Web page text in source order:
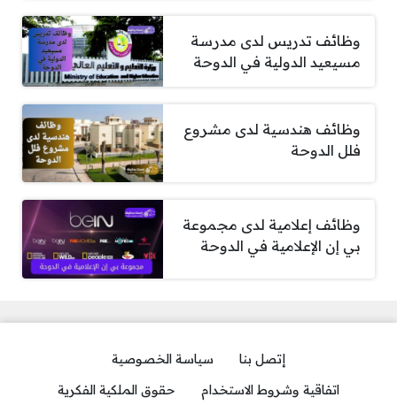
وظائف تدريس لدى مدرسة
مسيعيد الدولية في الدوحة
وظائف هندسية لدى مشروع
فلل الدوحة
وظائف إعلامية لدى مجموعة
بي إن الإعلامية في الدوحة
إتصل بنا
سياسة الخصوصية
اتفاقية وشروط الاستخدام
حقوق الملكية الفكرية